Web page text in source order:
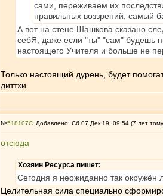
сами, переживаем их
правильных воззрений, самый
А вот на стене Шашкова сказано
себЯ, даже если "ты" "сам" будешь
настоящего Учителя и больше не
Только настоящий дурень, будет
диттхи.
№518107 Добавлено: Сб 07 Дек 19, 09:54 (7 лет
отсюда
Хозяин Ресурса пишет:
Сегодня я неожиданно так окружён
Целительная сила специально